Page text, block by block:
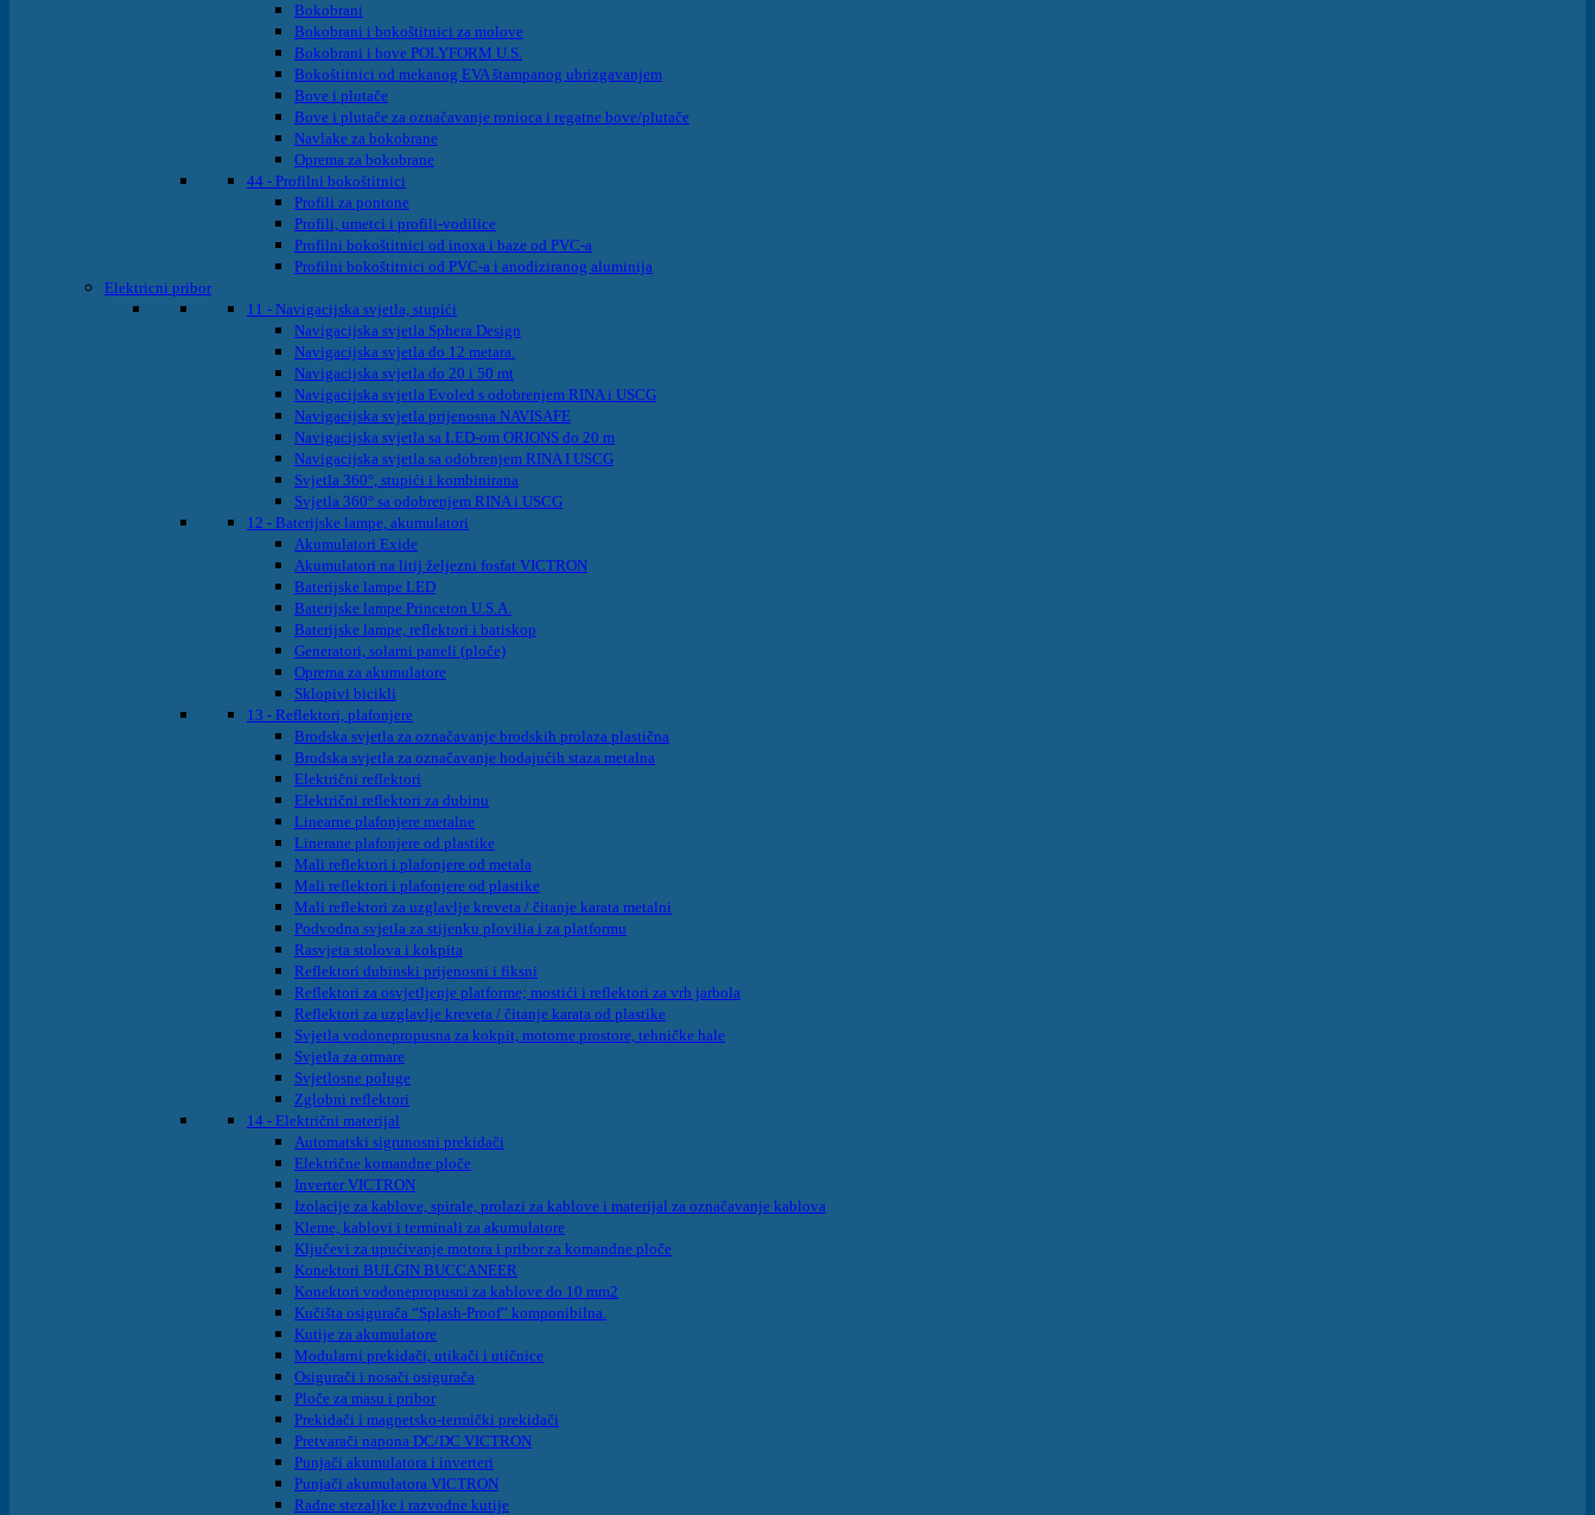
Bokobrani
Bokobrani i bokoštitnici za molove
Bokobrani i bove POLYFORM U.S.
Bokoštitnici od mekanog EVA štampanog ubrizgavanjem
Bove i plutače
Bove i plutače za označavanje ronioca i regatne bove/plutače
Navlake za bokobrane
Oprema za bokobrane
44 - Profilni bokoštitnici
Profili za pontone
Profili, umetci i profili-vodilice
Profilni bokoštitnici od inoxa i baze od PVC-a
Profilni bokoštitnici od PVC-a i anodiziranog aluminija
Elektricni pribor
11 - Navigacijska svjetla, stupići
Navigacijska svjetla Sphera Design
Navigacijska svjetla do 12 metara.
Navigacijska svjetla do 20 i 50 mt
Navigacijska svjetla Evoled s odobrenjem RINA i USCG
Navigacijska svjetla prijenosna NAVISAFE
Navigacijska svjetla sa LED-om ORIONS do 20 m
Navigacijska svjetla sa odobrenjem RINA I USCG
Svjetla 360°, stupići i kombinirana
Svjetla 360° sa odobrenjem RINA i USCG
12 - Baterijske lampe, akumulatori
Akumulatori Exide
Akumulatori na litij željezni fosfat VICTRON
Baterijske lampe LED
Baterijske lampe Princeton U.S.A.
Baterijske lampe, reflektori i batiskop
Generatori, solarni paneli (ploče)
Oprema za akumulatore
Sklopivi bicikli
13 - Reflektori, plafonjere
Brodska svjetla za označavanje brodskih prolaza plastična
Brodska svjetla za označavanje hodajućih staza metalna
Električni reflektori
Električni reflektori za dubinu
Linearne plafonjere metalne
Linerane plafonjere od plastike
Mali reflektori i plafonjere od metala
Mali reflektori i plafonjere od plastike
Mali reflektori za uzglavlje kreveta / čitanje karata metalni
Podvodna svjetla za stijenku plovilia i za platformu
Rasvjeta stolova i kokpita
Reflektori dubinski prijenosni i fiksni
Reflektori za osvjetljenje platforme; mostići i reflektori za vrh jarbola
Reflektori za uzglavlje kreveta / čitanje karata od plastike
Svjetla vodonepropusna za kokpit, motorne prostore, tehničke hale
Svjetla za ormare
Svjetlosne poluge
Zglobni reflektori
14 - Električni materijal
Automatski sigrunosni prekidači
Električne komandne ploče
Inverter VICTRON
Izolacije za kablove, spirale, prolazi za kablove i materijal za označavanje kablova
Kleme, kablovi i terminali za akumulatore
Ključevi za upućivanje motora i pribor za komandne ploče
Konektori BULGIN BUCCANEER
Konektori vodonepropusni za kablove do 10 mm2
Kučišta osigurača “Splash-Proof” komponibilna.
Kutije za akumulatore
Modularni prekidači, utikači i utičnice
Osigurači i nosači osigurača
Ploče za masu i pribor
Prekidači i magnetsko-termički prekidači
Pretvarači napona DC/DC VICTRON
Punjači akumulatora i inverteri
Punjači akumulatora VICTRON
Radne stezaljke i razvodne kutije